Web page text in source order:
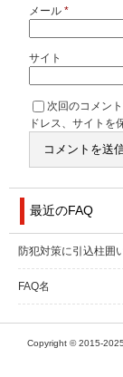
メール *
サイト
次回のコメン
ドレス、サイトを
最近のFAQ
防犯対策に引込柱囲
FAQ名
Copyright © 2015-